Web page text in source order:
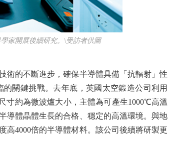
家開展後續研究。\受訪者供圖
的不斷進步，確保半導體具備「抗輻射」性
關鍵挑戰。去年底，英國太空鍛造公司利用
寸約為微波爐大小，主體為可產生1000℃高溫
導體晶體生長的合格、穩定的高溫環境。與地
高4000倍的半導體材料。該公司後續將研製更